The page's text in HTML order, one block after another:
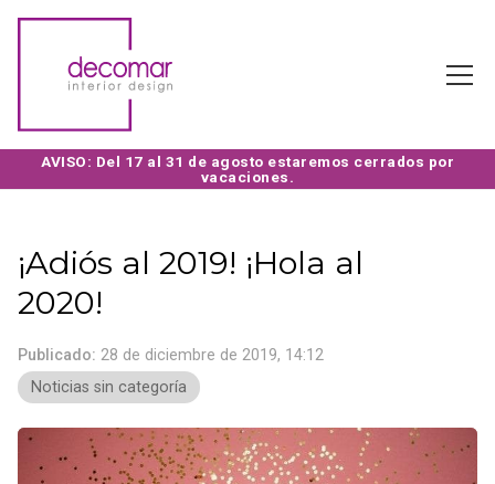
¡Adiós al 2019! ¡Hola al
2020!
Publicado: 28 de diciembre de 2019, 14:12
Noticias sin categoría